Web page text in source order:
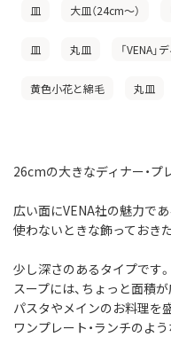
皿 大皿（24cm〜）
皿 丸皿 「VENA」
黄色小花と綿毛 丸皿
26cmの大きなディナー・プ
広い面にVENA社の魅力で
使わないときな飾っておき
少し深さのあるタイプです。
スープには、ちょっと面積
パスタやメインのお料理を
ワンプレート・ランチのよう